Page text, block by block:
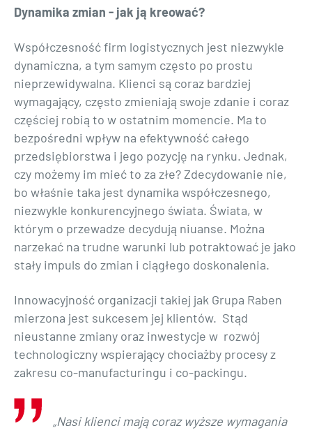
Dynamika zmian - jak ją kreować?
Współczesność firm logistycznych jest niezwykle
dynamiczna, a tym samym często po prostu
nieprzewidywalna. Klienci są coraz bardziej
wymagający, często zmieniają swoje zdanie i coraz
częściej robią to w ostatnim momencie. Ma to
bezpośredni wpływ na efektywność całego
przedsiębiorstwa i jego pozycję na rynku. Jednak,
czy możemy im mieć to za złe? Zdecydowanie nie,
bo właśnie taka jest dynamika współczesnego,
niezwykle konkurencyjnego świata. Świata, w
którym o przewadze decydują niuanse. Można
narzekać na trudne warunki lub potraktować je jako
stały impuls do zmian i ciągłego doskonalenia.
Innowacyjność organizacji takiej jak Grupa Raben
mierzona jest sukcesem jej klientów. Stąd
nieustanne zmiany oraz inwestycje w rozwój
technologiczny wspierający chociażby procesy z
zakresu co-manufacturingu i co-packingu.
„Nasi klienci mają coraz wyższe wymagania